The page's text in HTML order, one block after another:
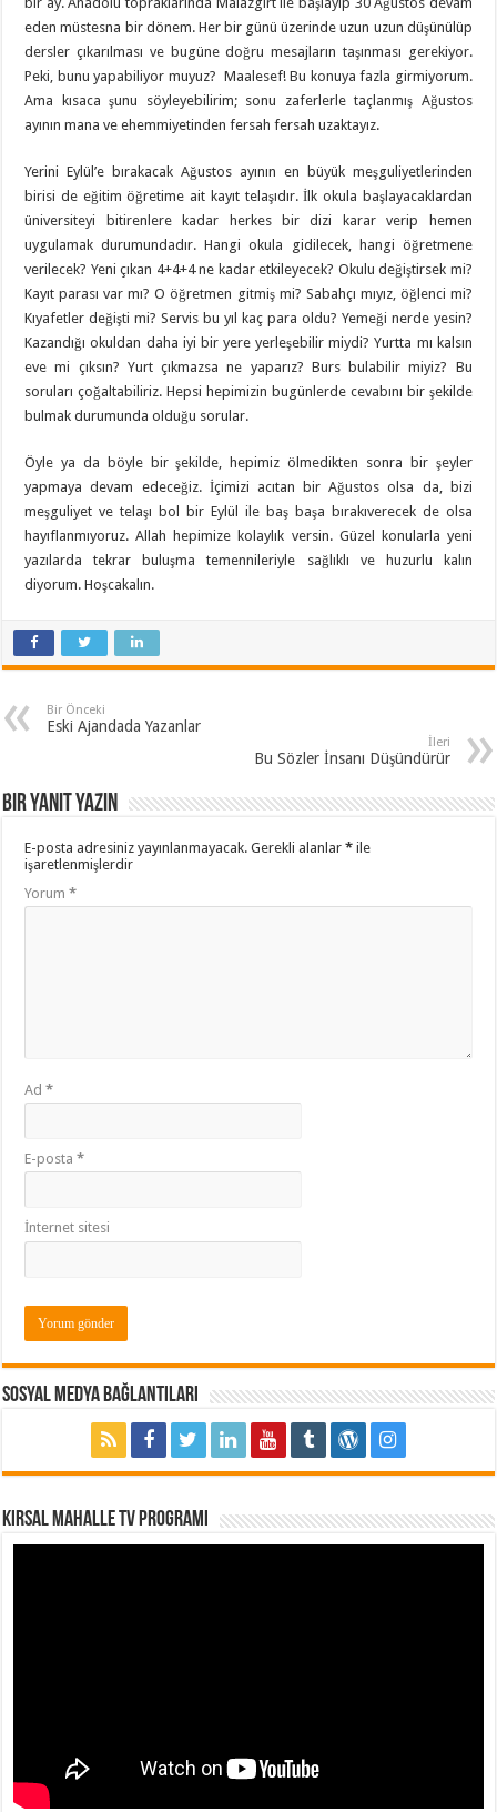
eden müstesna bir dönem. Her bir günü üzerinde uzun uzun düşünülüp
dersler çıkarılması ve bugüne doğru mesajların taşınması gerekiyor.
Peki, bunu yapabiliyor muyuz? Maalesef! Bu konuya fazla girmiyorum.
Ama kısaca şunu söyleyebilirim; sonu zaferlerle taçlanmış Ağustos
ayının mana ve ehemmiyetinden fersah fersah uzaktayız.
Yerini Eylül’e bırakacak Ağustos ayının en büyük meşguliyetlerinden
birisi de eğitim öğretime ait kayıt telaşıdır. İlk okula başlayacaklardan
üniversiteyi bitirenlere kadar herkes bir dizi karar verip hemen
uygulamak durumundadır. Hangi okula gidilecek, hangi öğretmene
verilecek? Yeni çıkan 4+4+4 ne kadar etkileyecek? Okulu değiştirsek mi?
Kayıt parası var mı? O öğretmen gitmiş mi? Sabahçı mıyız, öğlenci mi?
Kıyafetler değişti mi? Servis bu yıl kaç para oldu? Yemeği nerde yesin?
Kazandığı okuldan daha iyi bir yere yerleşebilir miydi? Yurtta mı kalsın
eve mi çıksın? Yurt çıkmazsa ne yaparız? Burs bulabilir miyiz? Bu
soruları çoğaltabiliriz. Hepsi hepimizin bugünlerde cevabını bir şekilde
bulmak durumunda olduğu sorular.
Öyle ya da böyle bir şekilde, hepimiz ölmedikten sonra bir şeyler
yapmaya devam edeceğiz. İçimizi acıtan bir Ağustos olsa da, bizi
meşguliyet ve telaşı bol bir Eylül ile baş başa bırakıverecek de olsa
hayıflanmıyoruz. Allah hepimize kolaylık versin. Güzel konularla yeni
yazılarda tekrar buluşma temennileriyle sağlıklı ve huzurlu kalın
diyorum. Hoşcakalın.
Bir Önceki
Eski Ajandada Yazanlar
İleri
Bu Sözler İnsanı Düşündürür
Bir yanıt yazın
E-posta adresiniz yayınlanmayacak. Gerekli alanlar* ile
işaretlenmişlerdir
Yorum*
Ad*
E-posta*
İnternet sitesi
Sosyal Medya Bağlantıları
Kırsal Mahalle TV Programı